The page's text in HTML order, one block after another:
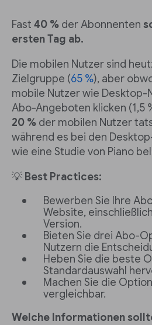
Fast 40 % der Abonnenten
ersten Tag ab.
Die mobilen Nutzer sind
Zielgruppe (65 %), aber
mobile Nutzer wie Desktop-
Abo-Angeboten klicken (1,5
20 % der mobilen Nutzer
während es bei den
wie eine Studie von Piano
💡 Best Practices:
Bewerben Sie Ihre
Website,
Version.
Bieten Sie drei Abo-
Nutzern die
Heben Sie die beste
Standardauswahl
Machen Sie die
vergleichbar.
Welche Informationen